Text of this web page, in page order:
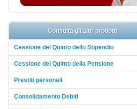
Consulta gli altri prodotti
Cessione del Quinto dello Stipendio
Cessione del Quinto della Pensione
Prestiti personali
Consolidamento Debiti